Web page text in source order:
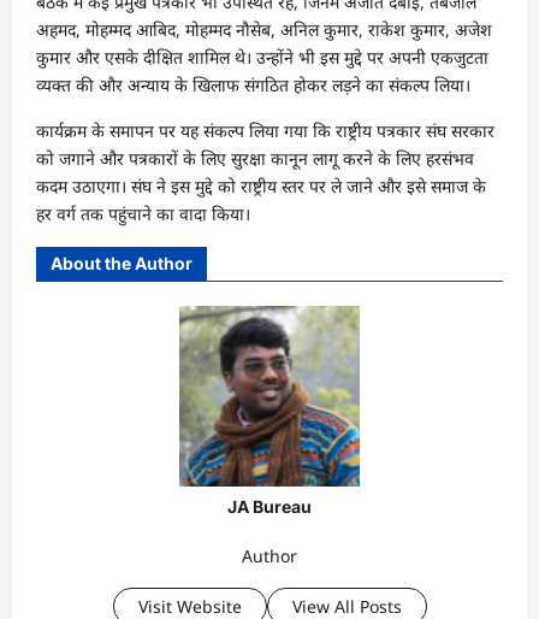
अहमद, मोहम्मद आबिद, मोहम्मद नौसेब, अनिल कुमार, राकेश कुमार, अजेश
कुमार और एसके दीक्षित शामिल थे। उन्होंने भी इस मुद्दे पर अपनी एकजुटता
व्यक्त की और अन्याय के खिलाफ संगठित होकर लड़ने का संकल्प लिया।
कार्यक्रम के समापन पर यह संकल्प लिया गया कि राष्ट्रीय पत्रकार संघ सरकार
को जगाने और पत्रकारों के लिए सुरक्षा कानून लागू करने के लिए हरसंभव
कदम उठाएगा। संघ ने इस मुद्दे को राष्ट्रीय स्तर पर ले जाने और इसे समाज के
हर वर्ग तक पहुंचाने का वादा किया।
About the Author
JA Bureau
Author
Visit Website View All Posts